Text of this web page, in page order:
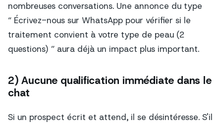
nombreuses conversations. Une annonce du type
“ Écrivez-nous sur WhatsApp pour vérifier si le
traitement convient à votre type de peau (2
questions) ” aura déjà un impact plus important.
2) Aucune qualification immédiate dans le
chat
Si un prospect écrit et attend, il se désintéresse. S'il